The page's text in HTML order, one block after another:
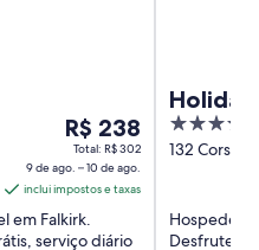
O
preço
é
de
R$ 238
R$ 238
Total: R$ 302
9 de ago. – 10 de ago.
inclui impostos e taxas
em Falkirk.
serviço diário
IHG
4
out
132
Hospede-
Desfrute